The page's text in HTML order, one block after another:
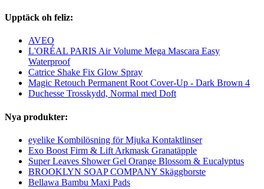
Upptäck oh feliz:
AVEO
L'ORÉAL PARIS Air Volume Mega Mascara Easy
Waterproof
Catrice Shake Fix Glow Spray
Magic Retouch Permanent Root Cover-Up - Dark Brown 4
Duchesse Trosskydd, Normal med Doft
Nya produkter:
eyelike Kombilösning för Mjuka Kontaktlinser
Exo Boost Firm & Lift Arkmask Granatäpple
Super Leaves Shower Gel Orange Blossom & Eucalyptus
BROOKLYN SOAP COMPANY Skäggborste
Bellawa Bambu Maxi Pads